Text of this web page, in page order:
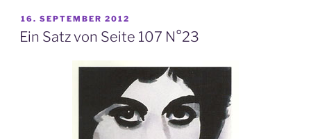
VERÖFFENTLICHT
AM
16. SEPTEMBER 2012
Ein Satz von Seite 107 N°23